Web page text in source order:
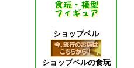
ショップベル
ショップベルの食玩